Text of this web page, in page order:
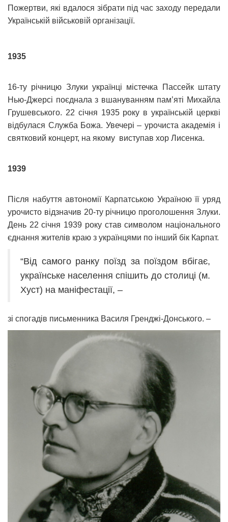
Пожертви, які вдалося зібрати під час заходу передали
Українській військовій організації.
1935
16-ту річницю Злуки українці містечка Пассейк штату
Нью-Джерсі поєднала з вшануванням пам’яті Михайла
Грушевського. 22 січня 1935 року в українській церкві
відбулася Служба Божа. Увечері – урочиста академія і
святковий концерт, на якому виступав хор Лисенка.
1939
Після набуття автономії Карпатською Україною її уряд
урочисто відзначив 20-ту річницю проголошення Злуки.
День 22 січня 1939 року став символом національного
єднання жителів краю з українцями по інший бік Карпат.
“Від самого ранку поїзд за поїздом вбігає,
українське населення спішить до столиці (м.
Хуст) на маніфестації, –
зі спогадів письменника Василя Гренджі-Донського. –